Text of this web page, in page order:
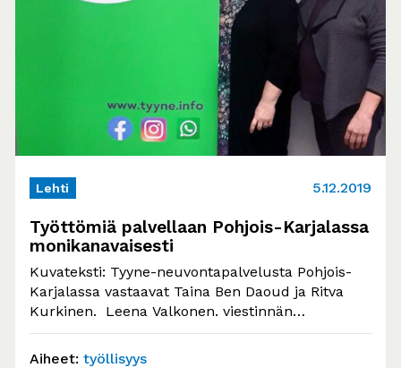
Lehti 5.12.2019
Työttömiä palvellaan Pohjois-Karjalassa
monikanavaisesti
Kuvateksti: Tyyne-neuvontapalvelusta Pohjois-
Karjalassa vastaavat Taina Ben Daoud ja Ritva
Kurkinen. Leena Valkonen. viestinnän
asiantuntija, Työttömien Keskusjärjestö ry
Pohjois-Karjalassa avattiin lokakuussa…
Aiheet: työllisyys